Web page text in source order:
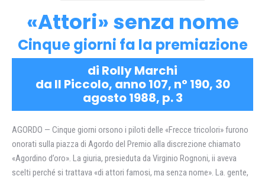
«Attori» senza nome
Cinque giorni fa la premiazione
di Rolly Marchi
da Il Piccolo, anno 107, n° 190, 30
agosto 1988, p. 3
AGORDO — Cinque giorni orsono i piloti delle «Frecce tricolori» furono
onorati sulla piazza di Agordo del Premio alla discrezione chiamato
«Agordino d’oro». La giuria, presieduta da Virginio Rognoni, ii aveva
scelti perché si trattava «di attori famosi, ma senza nome». La. gente,